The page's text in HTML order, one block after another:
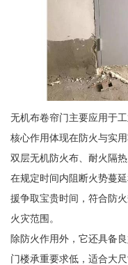
无机布卷帘门主要应用于
核心作用体现在防火与实
双层无机防火布、耐火隔
在规定时间内阻断火势蔓
援争取宝贵时间，符合防
火灾范围。
除防火作用外，它还具备
门楼承重要求低，适合大